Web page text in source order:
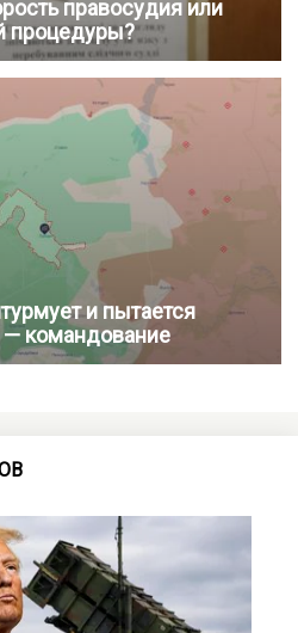
правосудия или
процедуры?
и пытается
— командование